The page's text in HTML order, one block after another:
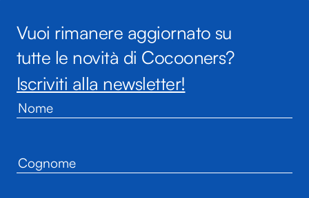
Vuoi rimanere aggiornato su
tutte le novità di Cocooners?
Iscriviti alla newsletter!